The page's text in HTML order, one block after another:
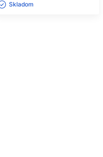
Skladom ㅤ